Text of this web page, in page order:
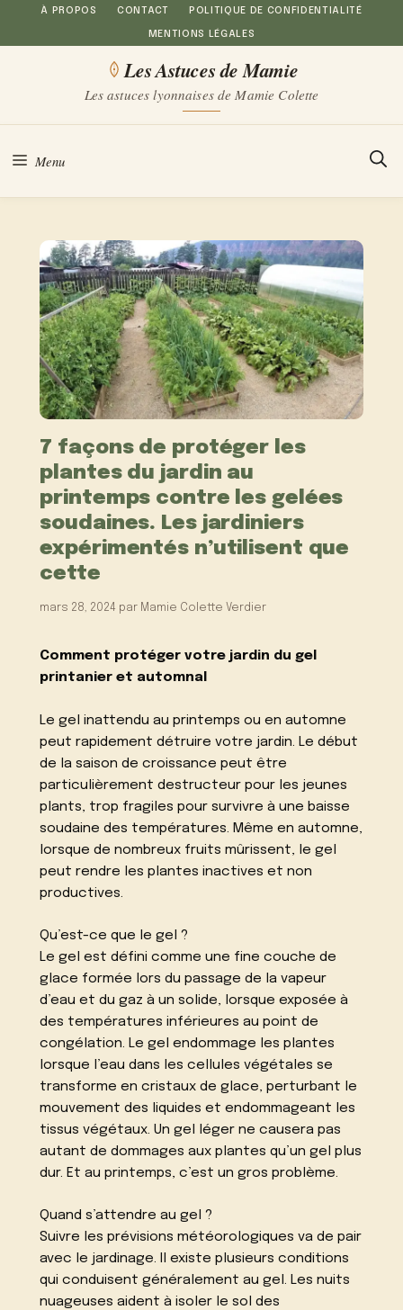
Aller
au
À PROPOS CONTACT POLITIQUE DE CONFIDENTIALITÉ
MENTIONS LÉGALES
Les Astuces de Mamie
Les astuces lyonnaises de Mamie Colette
Menu
7 façons de protéger les
plantes du jardin au
printemps contre les gelées
soudaines. Les jardiniers
expérimentés n’utilisent que
cette
mars 28, 2024 par Mamie Colette Verdier
Comment protéger votre jardin du gel
printanier et automnal
Le gel inattendu au printemps ou en automne
peut rapidement détruire votre jardin. Le début
de la saison de croissance peut être
particulièrement destructeur pour les jeunes
plants, trop fragiles pour survivre à une baisse
soudaine des températures. Même en automne,
lorsque de nombreux fruits mûrissent, le gel
peut rendre les plantes inactives et non
productives.
Qu’est-ce que le gel ?
Le gel est défini comme une fine couche de
glace formée lors du passage de la vapeur
d’eau et du gaz à un solide, lorsque exposée à
des températures inférieures au point de
congélation. Le gel endommage les plantes
lorsque l’eau dans les cellules végétales se
transforme en cristaux de glace, perturbant le
mouvement des liquides et endommageant les
tissus végétaux. Un gel léger ne causera pas
autant de dommages aux plantes qu’un gel plus
dur. Et au printemps, c’est un gros problème.
Quand s’attendre au gel ?
Suivre les prévisions météorologiques va de pair
avec le jardinage. Il existe plusieurs conditions
qui conduisent généralement au gel. Les nuits
nuageuses aident à isoler le sol des